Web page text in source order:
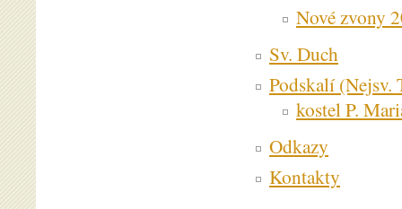
Nové zvony
Sv. Duch
Podskalí (Nejsv.
kostel P.
Odkazy
Kontakty